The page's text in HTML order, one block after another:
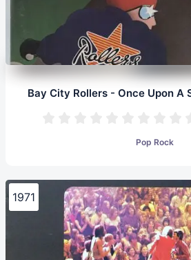
Bay City Rollers - Once Upon A
Pop Rock
1971